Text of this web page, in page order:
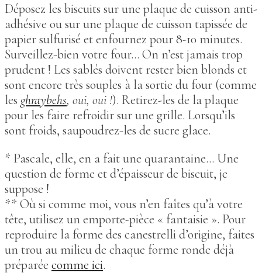
Déposez les biscuits sur une plaque de cuisson anti-
adhésive ou sur une plaque de cuisson tapissée de
papier sulfurisé et enfournez pour 8-10 minutes.
Surveillez-bien votre four… On n’est jamais trop
prudent ! Les sablés doivent rester bien blonds et
sont encore très souples à la sortie du four (comme
les ghraybehs, oui, oui !). Retirez-les de la plaque
pour les faire refroidir sur une grille. Lorsqu’ils
sont froids, saupoudrez-les de sucre glace.
* Pascale, elle, en a fait une quarantaine… Une
question de forme et d’épaisseur de biscuit, je
suppose !
** Où si comme moi, vous n’en faîtes qu’à votre
tête, utilisez un emporte-pièce « fantaisie ». Pour
reproduire la forme des canestrelli d’origine, faites
un trou au milieu de chaque forme ronde déjà
préparée comme ici.